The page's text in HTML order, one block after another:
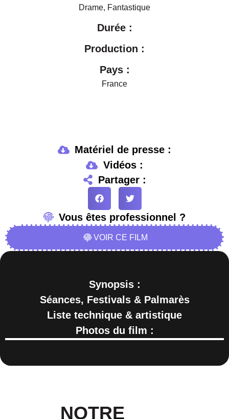
Drame, Fantastique
Durée :
Production :
Pays :
France
Matériel de presse :
Vidéos :
Partager :
Vous êtes professionnel ?
VOIR CE FILM
Synopsis :
Séances, Festivals & Palmarès
Liste technique & artistique
Photos du film :
NOTRE